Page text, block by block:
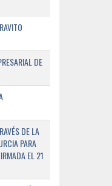
DE
DE LA
PARA
EL 21